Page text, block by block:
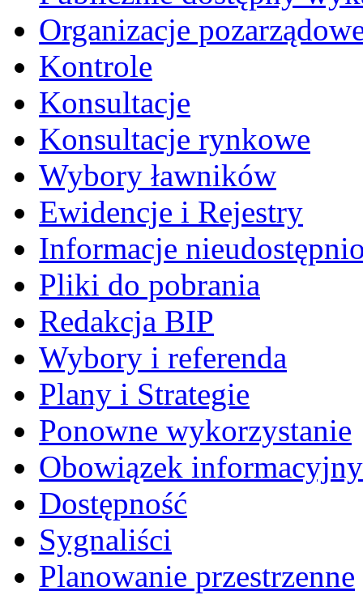
Organizacje
Kontrole
Konsultacje
Konsultacje rynkowe
Wybory ławników
Ewidencje i Rejestry
Informacje
Pliki do pobrania
Redakcja BIP
Wybory i referenda
Plany i Strategie
Ponowne wykorzystanie
Obowiązek informacyjny
Dostępność
Sygnaliści
Planowanie przestrzenne